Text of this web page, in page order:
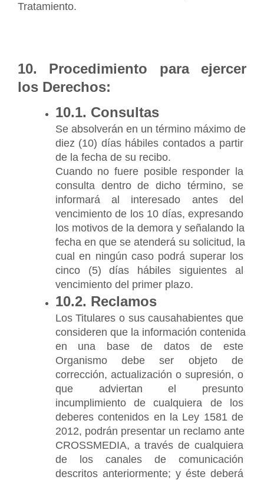
Tratamiento.
10. Procedimiento para ejercer
los Derechos:
10.1. Consultas
Se absolverán en un término máximo de
diez (10) días hábiles contados a partir
de la fecha de su recibo.
Cuando no fuere posible responder la
consulta dentro de dicho término, se
informará al interesado antes del
vencimiento de los 10 días, expresando
los motivos de la demora y señalando la
fecha en que se atenderá su solicitud, la
cual en ningún caso podrá superar los
cinco (5) días hábiles siguientes al
vencimiento del primer plazo.
10.2. Reclamos
Los Titulares o sus causahabientes que
consideren que la información contenida
en una base de datos de este
Organismo debe ser objeto de
corrección, actualización o supresión, o
que adviertan el presunto
incumplimiento de cualquiera de los
deberes contenidos en la Ley 1581 de
2012, podrán presentar un reclamo ante
CROSSMEDIA, a través de cualquiera
de los canales de comunicación
descritos anteriormente; y éste deberá